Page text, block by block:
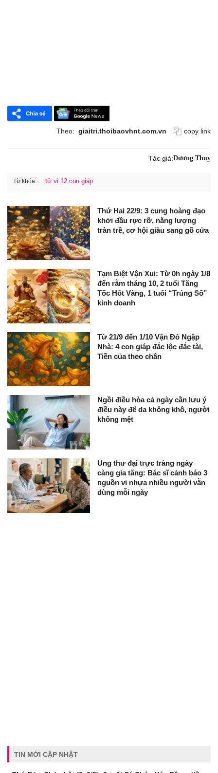
Theo: giaitri.thoibaovhnt.com.vn copy link
Tác giả:Dương Thuỵ
Từ khóa: tử vi 12 con giáp
Thứ Hai 22/9: 3 cung hoàng đạo
khởi đầu rực rỡ, năng lượng
tràn trề, cơ hội giàu sang gõ cửa
Tạm Biệt Vận Xui: Từ 0h ngày 1/8
đến rằm tháng 10, 2 tuổi Tăng
Tốc Hốt Vàng, 1 tuổi “Trúng Số”
kinh doanh
Từ 21/9 đến 1/10 Vận Đỏ Ngập
Nhà: 4 con giáp đắc lộc đắc tài,
Tiền của theo chân
Ngồi điều hòa cả ngày cần lưu ý
điều này để da không khô, người
không mệt
Ung thư đại trực tràng ngày
càng gia tăng: Bác sĩ cảnh báo 3
nguồn vi nhựa nhiều người vẫn
dùng mỗi ngày
TIN MỚI CẬP NHẬT